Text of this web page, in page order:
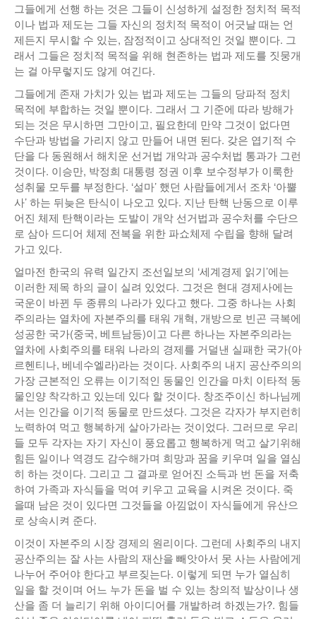
그들에게 선행 하는 것은 그들이 신성하게 설정한 정치적 목적
이나 법과 제도는 그들 자신의 정치적 목적이 어긋날 때는 언
제든지 무시할 수 있는, 잠정적이고 상대적인 것일 뿐이다. 그
래서 그들은 정치적 목적을 위해 현존하는 법과 제도를 짓뭉개
는 걸 아무렇지도 않게 여긴다.
그들에게 존재 가치가 있는 법과 제도는 그들의 당파적 정치
목적에 부합하는 것일 뿐이다. 그래서 그 기준에 따라 방해가
되는 것은 무시하면 그만이고, 필요한데 만약 그것이 없다면
수단과 방법을 가리지 않고 만들어 내면 된다. 갖은 엽기적 수
단을 다 동원해서 해치운 선거법 개악과 공수처법 통과가 그런
것이다. 이승만, 박정희 대통령 정권 이후 보수정부가 이룩한
성취물 모두를 부정한다. ‘설마’ 했던 사람들에게서 조차 ‘아뿔
사’ 하는 뒤늦은 탄식이 나오고 있다. 지난 탄핵 난동으로 이루
어진 체제 탄핵이라는 도발이 개악 선거법과 공수처를 수단으
로 삼아 드디어 체제 전복을 위한 파쇼체제 수립을 향해 달려
가고 있다.
얼마전 한국의 유력 일간지 조선일보의 ‘세계경제 읽기’에는
이러한 제목 하의 글이 실려 있었다. 그것은 현대 경제사에는
국운이 바뀐 두 종류의 나라가 있다고 했다. 그중 하나는 사회
주의라는 열차에 자본주의를 태워 개혁, 개방으로 빈곤 극복에
성공한 국가(중국, 베트남등)이고 다른 하나는 자본주의라는
열차에 사회주의를 태워 나라의 경제를 거덜낸 실패한 국가(아
르헨티나, 베네수엘라)라는 것이다. 사회주의 내지 공산주의의
가장 근본적인 오류는 이기적인 동물인 인간을 마치 이타적 동
물인양 착각하고 있는데 있다 할 것이다. 창조주이신 하나님께
서는 인간을 이기적 동물로 만드셨다. 그것은 각자가 부지런히
노력하여 먹고 행복하게 살아가라는 것이었다. 그러므로 우리
들 모두 각자는 자기 자신이 풍요롭고 행복하게 먹고 살기위해
힘든 일이나 역경도 감수해가며 희망과 꿈을 키우며 일을 열심
히 하는 것이다. 그리고 그 결과로 얻어진 소득과 번 돈을 저축
하여 가족과 자식들을 먹여 키우고 교육을 시켜온 것이다. 죽
을때 남은 것이 있다면 그것들을 아낌없이 자식들에게 유산으
로 상속시켜 준다.
이것이 자본주의 시장 경제의 원리이다. 그런데 사회주의 내지
공산주의는 잘 사는 사람의 재산을 빼앗아서 못 사는 사람에게
나누어 주어야 한다고 부르짖는다. 이렇게 되면 누가 열심히
일을 할 것이며 어느 누가 돈을 벌 수 있는 창의적 발상이나 생
산을 좀 더 늘리기 위해 아이디어를 개발하려 하겠는가?. 힘들